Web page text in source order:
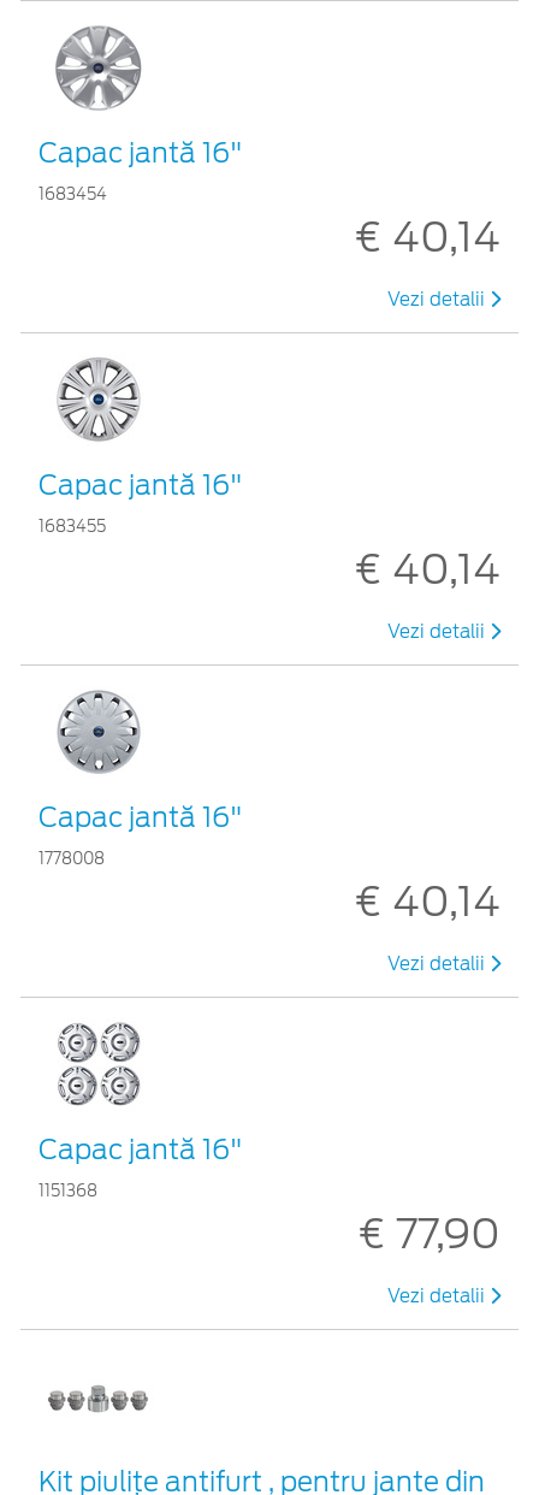
Capac jantă 16"
1683454
€ 40,14
Vezi detalii
Capac jantă 16"
1683455
€ 40,14
Vezi detalii
Capac jantă 16"
1778008
€ 40,14
Vezi detalii
Capac jantă 16"
1151368
€ 77,90
Vezi detalii
Kit piuliţe antifurt , pentru jante din